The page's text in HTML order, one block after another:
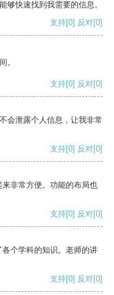
够快速找到我需要的信息。
支持[0] 反对[0]
。
支持[0] 反对[0]
会泄露个人信息，让我非常
支持[0] 反对[0]
非常方便。功能的布局也
支持[0] 反对[0]
个学科的知识。老师的讲
支持[0] 反对[0]